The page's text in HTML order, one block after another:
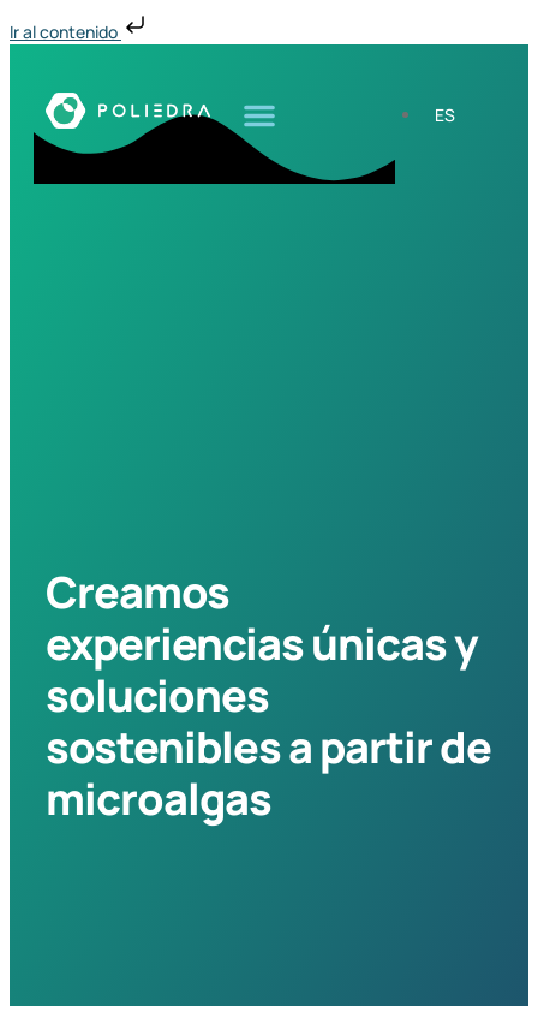
Ir al contenido
ES
Creamos
experiencias únicas y
soluciones
sostenibles a partir de
microalgas